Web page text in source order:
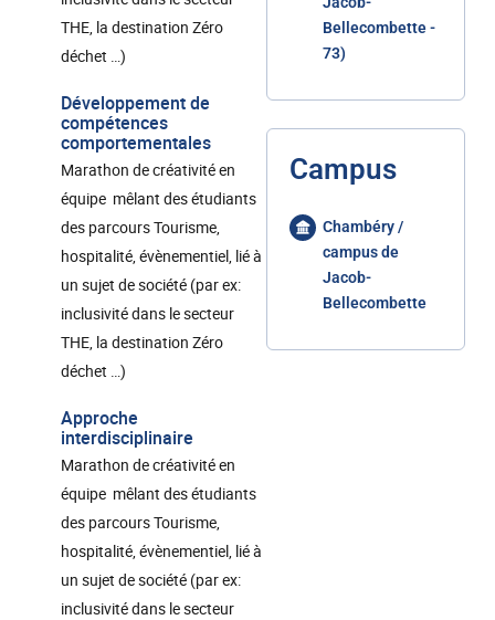
THE, la destination Zéro
déchet …)
Développement de
compétences
comportementales
Marathon de créativité en
équipe mêlant des étudiants
des parcours Tourisme,
hospitalité, évènementiel, lié à
un sujet de société (par ex:
inclusivité dans le secteur
THE, la destination Zéro
déchet …)
Approche
interdisciplinaire
Marathon de créativité en
équipe mêlant des étudiants
des parcours Tourisme,
hospitalité, évènementiel, lié à
un sujet de société (par ex:
inclusivité dans le secteur
Bellecombette -
73)
Campus
Chambéry /
campus de
Jacob-
Bellecombette